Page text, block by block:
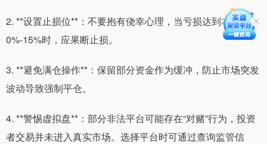
2. **设置止损位**：不要抱有侥幸心理，当亏损达到本金的1
0%-15%时，应果断止损。
3. **避免满仓操作**：保留部分资金作为缓冲，防止市场突发
波动导致强制平仓。
4. **警惕虚拟盘**：部分非法平台可能存在“对赌”行为，投资
者交易并未进入真实市场。选择平台时可通过查询监管信